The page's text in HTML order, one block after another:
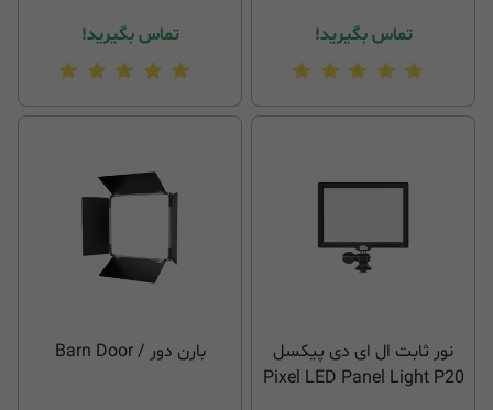
تماس بگیرید!
تماس بگیرید!
نور ثابت ال ای دی پیکسل
Pixel LED Panel Light P20
بارن دور / Barn Door